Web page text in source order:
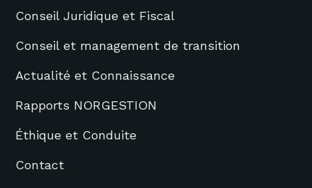
Conseil Juridique et Fiscal
Conseil et management de transition
Actualité et Connaissance
Rapports NORGESTION
Éthique et Conduite
Contact